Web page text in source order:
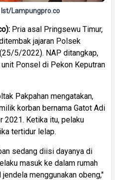
Ist/Lampungpro.co
Pria asal Pringsewu Timur,
jajaran Polsek
5/2022). NAP ditangkap,
Ponsel di Pekon Keputran
Pakpahan mengatakan,
korban bernama Gatot Adi
2021. Ketika itu, pelaku
tertidur lelap.
sedang diisi dayanya di
masuk ke dalam rumah
menggunakan obeng,"